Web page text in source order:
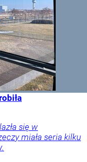
się w
miała seria kilku